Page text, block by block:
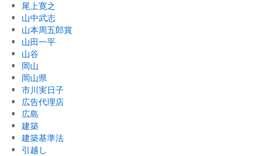
尾上寛之
山中武志
山本周五郎賞
山田一平
山谷
岡山
岡山県
市川実日子
広告代理店
広島
建築
建築基準法
引越し